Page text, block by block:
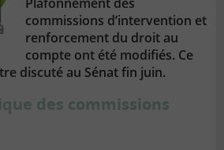
commissions d’intervention et
renforcement du droit au
compte ont été modifiés. Ce
discuté au Sénat fin juin.
des commissions